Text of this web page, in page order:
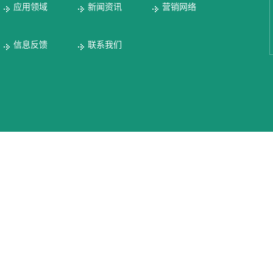
应用领域 新闻资讯 营销网络
信息反馈 联系我们